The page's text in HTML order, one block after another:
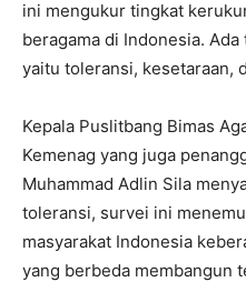
ini mengukur tingkat
beragama di Indonesia.
yaitu toleransi, kesetaraan,
Kepala Puslitbang Bimas
Kemenag yang juga
Muhammad Adlin Sila
toleransi, survei ini
masyarakat Indonesia
yang berbeda membangun